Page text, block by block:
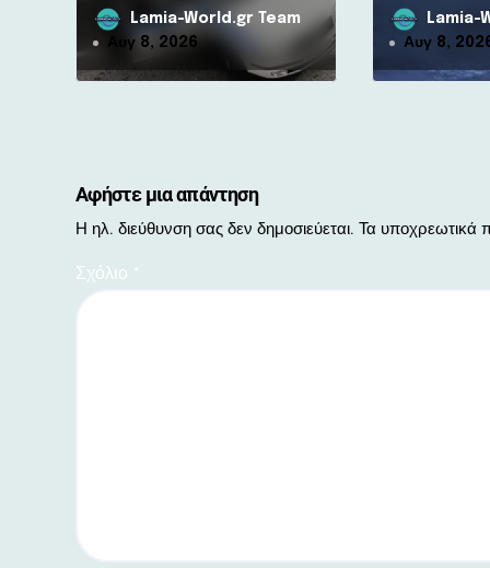
10.000 ευρώ για 80χρονη
Lamia-World.gr Team
Αυγ 8, 2026
Μαρίνα από
Lamia-
Αυγ 8,
Αφήστε μια απάντηση
Η ηλ. διεύθυνση σας δεν δημοσιεύεται. Τα υποχρεωτικά
Σχόλιο *